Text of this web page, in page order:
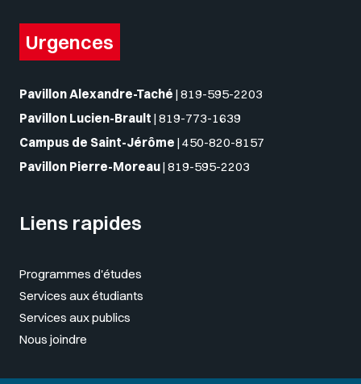
Urgences
Pavillon Alexandre-Taché | 819-595-2203
Pavillon Lucien-Brault | 819-773-1639
Campus de Saint-Jérôme | 450-820-8157
Pavillon Pierre-Moreau| 819-595-2203
Liens rapides
Programmes d'études
Services aux étudiants
Services aux publics
Nous joindre